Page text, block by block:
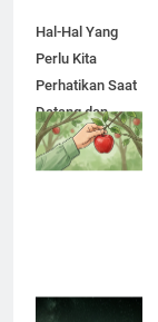
Hal-Hal Yang
Perlu Kita
Perhatikan Saat
Datang dan
Berhentinya
Haid